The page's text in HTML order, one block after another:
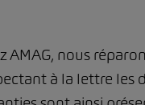
AMAG, nous
à la lettre les